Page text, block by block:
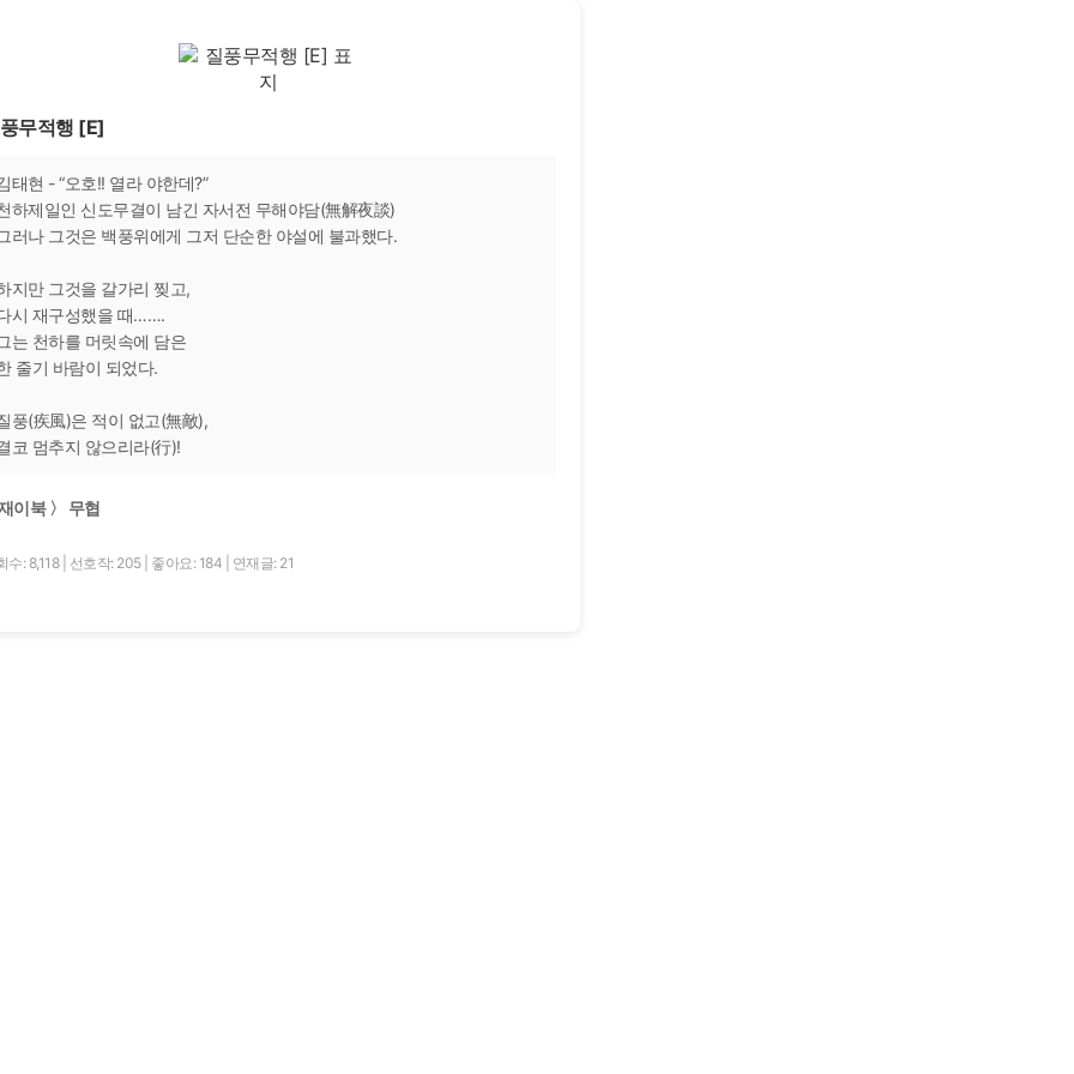
무적행 [E]
태현 - “오호!! 열라 야한데?”
하제일인 신도무결이 남긴 자서전 무해야담(無解夜談)
러나 그것은 백풍위에게 그저 단순한 야설에 불과했다.
지만 그것을 갈가리 찢고,
시 재구성했을 때…….
는 천하를 머릿속에 담은
줄기 바람이 되었다.
풍(疾風)은 적이 없고(無敵),
코 멈추지 않으리라(行)!
이북 〉 무협
수: 8,118 선호작: 205 좋아요: 184 연재글: 21